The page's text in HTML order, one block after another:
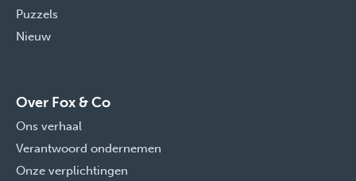
Puzzels
Nieuw
Over Fox & Co
Ons verhaal
Verantwoord ondernemen
Onze verplichtingen